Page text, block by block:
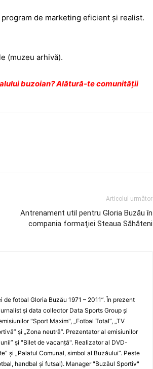
de marketing eficient și realist.
(muzeu arhivă).
buzoian? Alătură-te comunității
Articolul următor
Antrenament util pentru Gloria Buzău în
compania formaţiei Steaua Săhăteni
fotbal Gloria Buzău 1971 – 2011”. În prezent
şi data collector Data Sports Group şi
"Sport Maxim", „Fotbal Total”, „TV
şi „Zona neutră”. Prezentator al emisiunilor
şi "Bilet de vacanţă". Realizator al DVD-
şi „Palatul Comunal, simbol al Buzăului”. Peste
handbal şi futsal). Manager "Buzăul Sportiv"